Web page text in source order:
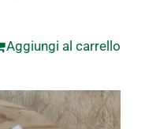
Aggiungi al carrello